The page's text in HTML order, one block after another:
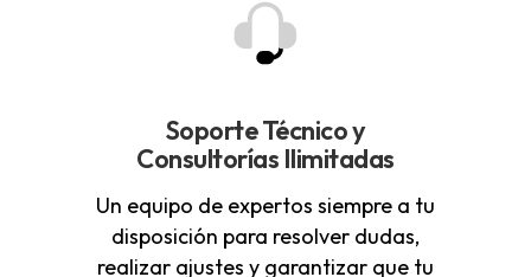
Soporte Técnico y
Consultorías Ilimitadas
Un equipo de expertos siempre a tu
disposición para resolver dudas,
realizar ajustes y garantizar que tu